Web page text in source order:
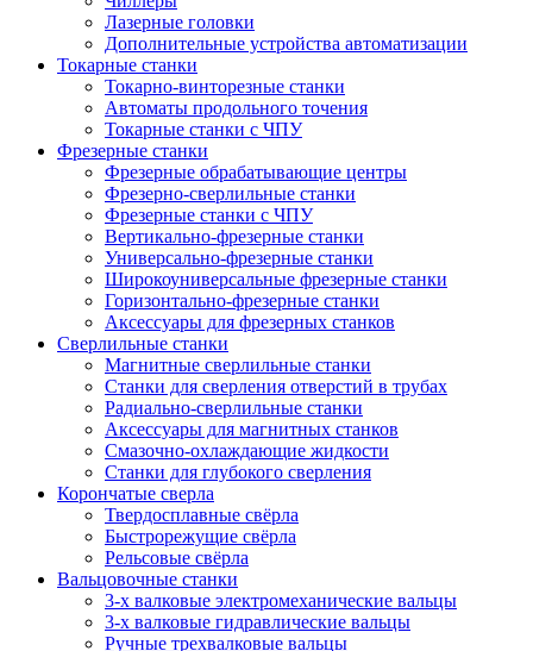
Лазерные головки
Дополнительные устройства автоматизации
Токарные станки
Токарно-винторезные станки
Автоматы продольного точения
Токарные станки с ЧПУ
Фрезерные станки
Фрезерные обрабатывающие центры
Фрезерно-сверлильные станки
Фрезерные станки с ЧПУ
Вертикально-фрезерные станки
Универсально-фрезерные станки
Широкоуниверсальные фрезерные станки
Горизонтально-фрезерные станки
Аксессуары для фрезерных станков
Сверлильные станки
Магнитные сверлильные станки
Станки для сверления отверстий в трубах
Радиально-сверлильные станки
Аксессуары для магнитных станков
Смазочно-охлаждающие жидкости
Станки для глубокого сверления
Корончатые сверла
Твердосплавные свёрла
Быстрорежущие свёрла
Рельсовые свёрла
Вальцовочные станки
3-х валковые электромеханические вальцы
3-х валковые гидравлические вальцы
Ручные трехвалковые вальцы